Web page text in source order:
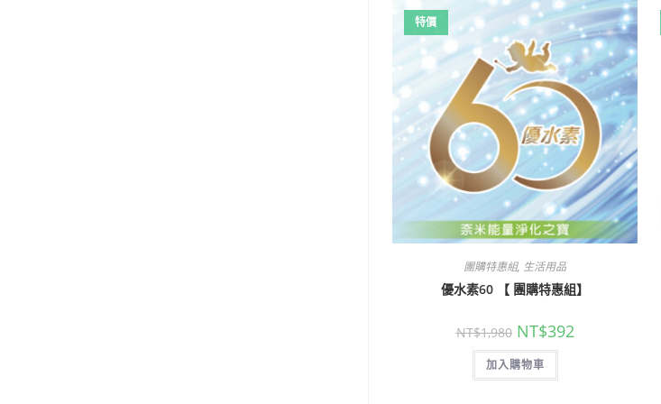
特價
團購特惠組, 生活用品
優水素60 【 團購特惠組】
NT$1,980 NT$392
加入購物車